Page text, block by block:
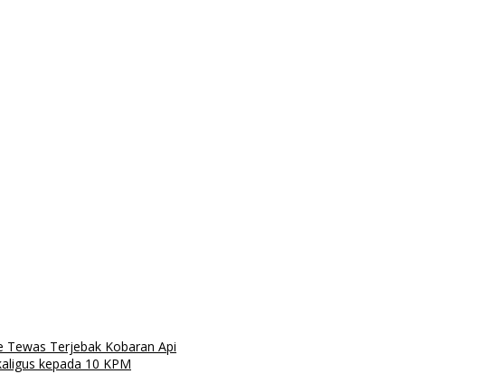
Tewas Terjebak Kobaran Api
kepada 10 KPM